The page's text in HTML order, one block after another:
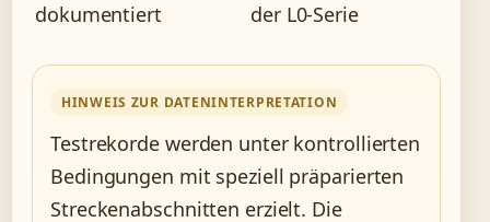
dokumentiert
der L0-Serie
HINWEIS ZUR DATENINTERPRETATION
Testrekorde werden unter kontrollierten
Bedingungen mit speziell präparierten
Streckenabschnitten erzielt. Die